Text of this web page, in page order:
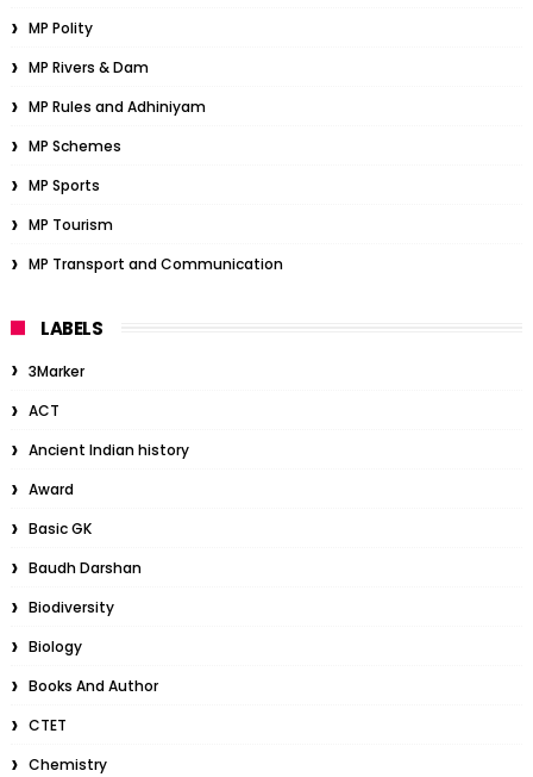
MP Polity
MP Rivers & Dam
MP Rules and Adhiniyam
MP Schemes
MP Sports
MP Tourism
MP Transport and Communication
LABELS
3Marker
ACT
Ancient Indian history
Award
Basic GK
Baudh Darshan
Biodiversity
Biology
Books And Author
CTET
Chemistry